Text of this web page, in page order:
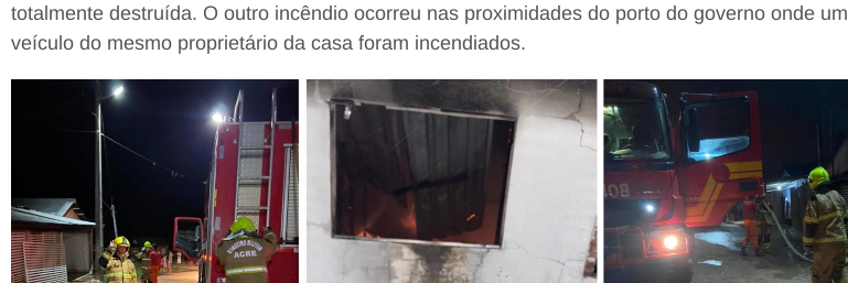
totalmente destruída. O outro incêndio ocorreu nas proximidades do porto do governo onde um
veículo do mesmo proprietário da casa foram incendiados.